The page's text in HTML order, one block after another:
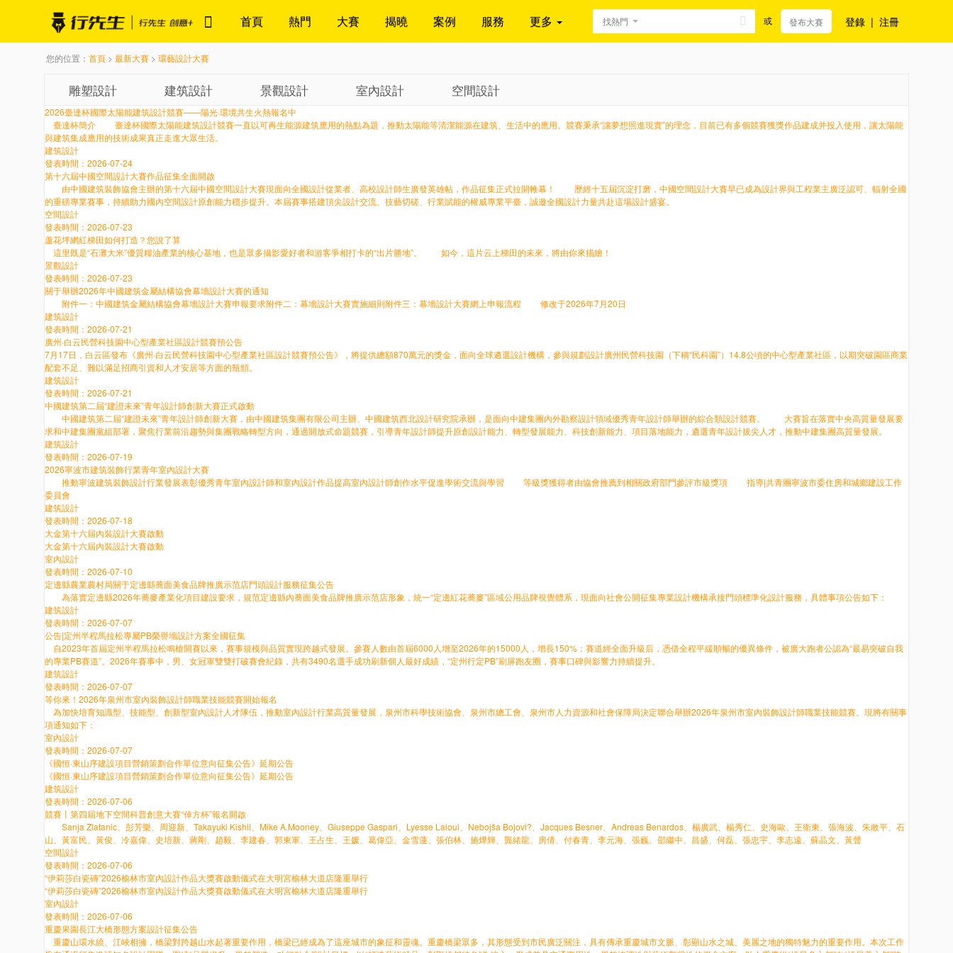
首頁 熱門 大賽 揭曉 案例 服務 更多 找熱門 或 發布大賽 登錄 | 注冊
您的位置： 首頁 > 最新大賽 > 環藝設計大賽
雕塑設計 建筑設計 景觀設計 室內設計 空間設計
2026臺達杯國際太陽能建筑設計競賽——陽光·環境共生火熱報名中
臺達杯簡介 臺達杯國際太陽能建筑設計競賽一直以可再生能源建筑應用的熱點為題，推動太陽能等清潔能源在建筑、生活中的應用。競賽秉承“讓夢想照進現實”的理念，目前已有多個競賽獲獎作品建成并投入使用，讓太陽能
與建筑集成應用的技術成果真正走進大眾生活。
建筑設計
發表時間：2026-07-24
第十六屆中國空間設計大賽作品征集全面開啟
由中國建筑裝飾協會主辦的第十六屆中國空間設計大賽現面向全國設計從業者、高校設計師生廣發英雄帖，作品征集正式拉開帷幕！ 歷經十五屆沉淀打磨，中國空間設計大賽早已成為設計界與工程業主廣泛認可、輻射全國
的重磅專業賽事，持續助力國內空間設計原創能力穩步提升。本屆賽事搭建頂尖設計交流、技藝切磋、行業賦能的權威專業平臺，誠邀全國設計力量共赴這場設計盛宴。
空間設計
發表時間：2026-07-23
蘆花坪網紅梯田如何打造？您說了算
這里既是“石灘大米”優質糧油產業的核心基地，也是眾多攝影愛好者和游客爭相打卡的“出片勝地”。 如今，這片云上梯田的未來，將由你來描繪！
景觀設計
發表時間：2026-07-23
關于舉辦2026年中國建筑金屬結構協會幕墻設計大賽的通知
附件一：中國建筑金屬結構協會幕墻設計大賽申報要求附件二：幕墻設計大賽實施細則附件三：幕墻設計大賽網上申報流程 修改于2026年7月20日
建筑設計
發表時間：2026-07-21
廣州·白云民營科技園中心型產業社區設計競賽預公告
7月17日，白云區發布《廣州·白云民營科技園中心型產業社區設計競賽預公告》，將提供總額870萬元的獎金，面向全球遴選設計機構，參與規劃設計廣州民營科技園（下稱“民科園”）14.8公頃的中心型產業社區，以期突破園區商業
配套不足、難以滿足招商引資和人才安居等方面的瓶頸。
建筑設計
發表時間：2026-07-21
中國建筑第二屆“建證未來”青年設計師創新大賽正式啟動
中國建筑第二屆“建證未來”青年設計師創新大賽，由中國建筑集團有限公司主辦、中國建筑西北設計研究院承辦，是面向中建集團內外勘察設計領域優秀青年設計師舉辦的綜合類設計競賽。 大賽旨在落實中央高質量發展要
求和中建集團黨組部署，聚焦行業前沿趨勢與集團戰略轉型方向，通過開放式命題競賽，引導青年設計師提升原創設計能力、轉型發展能力、科技創新能力、項目落地能力，遴選青年設計拔尖人才，推動中建集團高質量發展。
建筑設計
發表時間：2026-07-19
2026寧波市建筑裝飾行業青年室內設計大賽
推動寧波建筑裝飾設計行業發展表彰優秀青年室內設計師和室內設計作品提高室內設計師創作水平促進學術交流與學習 等級獎獲得者由協會推薦到相關政府部門參評市級獎項 指導|共青團寧波市委住房和城鄉建設工作
委員會
建筑設計
發表時間：2026-07-18
大金第十六屆內裝設計大賽啟動
大金第十六屆內裝設計大賽啟動
室內設計
發表時間：2026-07-10
定邊縣農業農村局關于定邊縣蕎面美食品牌推廣示范店門頭設計服務征集公告
為落實定邊縣2026年蕎麥產業化項目建設要求，規范定邊縣內蕎面美食品牌推廣示范店形象，統一“定邊紅花蕎麥”區域公用品牌視覺體系，現面向社會公開征集專業設計機構承接門頭標準化設計服務，具體事項公告如下：
建筑設計
發表時間：2026-07-07
公告|定州半程馬拉松專屬PB榮譽墻設計方案全國征集
自2023年首屆定州半程馬拉松鳴槍開賽以來，賽事規模與品質實現跨越式發展。參賽人數由首屆6000人增至2026年的15000人，增長150%；賽道經全面升級后，憑借全程平緩順暢的優異條件，被廣大跑者公認為“最易突破自我
的專業PB賽道”。2026年賽事中，男、女冠軍雙雙打破賽會紀錄，共有3490名選手成功刷新個人最好成績，“定州行定PB”刷屏跑友圈，賽事口碑與影響力持續提升。
建筑設計
發表時間：2026-07-07
等你來！2026年泉州市室內裝飾設計師職業技能競賽開始報名
為加快培育知識型、技能型、創新型室內設計人才隊伍，推動室內設計行業高質量發展，泉州市科學技術協會、泉州市總工會、泉州市人力資源和社會保障局決定聯合舉辦2026年泉州市室內裝飾設計師職業技能競賽。現將有關事
項通知如下：
室內設計
發表時間：2026-07-07
《國恒·東山序建設項目營銷策劃合作單位意向征集公告》延期公告
《國恒·東山序建設項目營銷策劃合作單位意向征集公告》延期公告
建筑設計
發表時間：2026-07-06
競賽丨第四屆地下空間科普創意大賽“倬方杯”報名開啟
Sanja Zlatanic、彭芳樂、周迎新、Takayuki Kishii、Mike A.Mooney、Giuseppe Gaspari、Lyesse Laloui、Nebojša Bojovi?、Jacques Besner、Andreas Benardos、楊廣武、楊秀仁、史海歐、王衛東、張海波、朱敢平、石
山、黃富民、黃俊、冷嘉偉、史培新、蔣剛、趙毅、李建春、郭東軍、王占生、王媛、葛偉亞、金雪蓮、張伯林、施燁輝、龔緒龍、房倩、付春青、李元海、張巍、邵繼中、昌盛、何磊、張忠宇、李志遠、蘇晶文、黃聲
空間設計
發表時間：2026-07-06
“伊莉莎白瓷磚”2026榆林市室內設計作品大獎賽啟動儀式在大明宮榆林大道店隆重舉行
“伊莉莎白瓷磚”2026榆林市室內設計作品大獎賽啟動儀式在大明宮榆林大道店隆重舉行
室內設計
發表時間：2026-07-06
重慶果園長江大橋形態方案設計征集公告
重慶山環水繞、江峽相擁，橋梁對跨越山水起著重要作用，橋梁已經成為了這座城市的象征和靈魂。重慶橋梁眾多，其形態受到市民廣泛關注，具有傳承重慶城市文脈、彰顯山水之城、美麗之地的獨特魅力的重要作用。本次工作